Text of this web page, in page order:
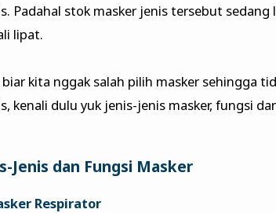
Padahal stok masker jenis tersebut
lipat.
biar kita nggak salah pilih masker sehingga
kenali dulu yuk jenis-jenis masker, fungsi
Jenis dan Fungsi Masker
Respirator